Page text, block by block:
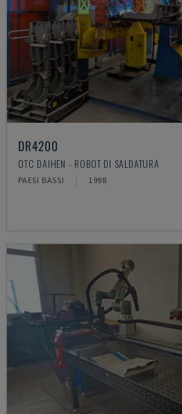
DR4200
OTC DAIHEN - ROBOT DI SALDATURA
PAESI BASSI 1998